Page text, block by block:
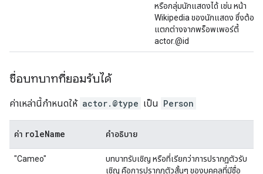
หรือกลุ่มนักแสดงได้ เช่น หน้า
Wikipedia ของนักแสดง ซึ่งต้อง
แตกต่างจากพร็อพเพอร์ตี้
actor.@id
ชื่อบทบาทที่ยอมรับได้
ค่าเหล่านี้กำหนดให้ actor.@type เป็น Person
ค่า roleName คำอธิบาย
"Cameo"
บทบาทรับเชิญ หรือที่เรียกว่าการปรากฏตัวรับ
เชิญ คือการปรากฏตัวสั้นๆ ของบุคคลที่มีชื่อ